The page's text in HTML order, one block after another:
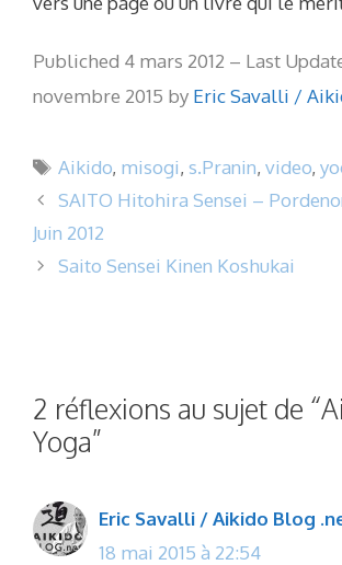
Publiched 4 mars 2012 – Last
novembre 2015 by Eric Savalli /
Étiquettes
Aikido, misogi,s.Pranin,video,
SAITO Hitohira Sensei –
Juin 2012
Saito Sensei Kinen Koshukai
2 réflexions au sujet de
Yoga”
Eric Savalli / Aikido Blog
18 mai 2015 à 22:54